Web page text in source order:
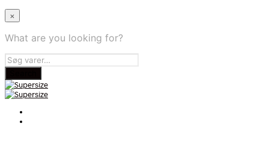
×
What are you looking for?